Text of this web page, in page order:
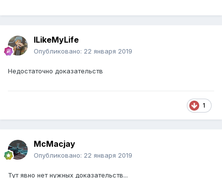
ILikeMyLife
Опубликовано: 22 января 2019
Недостаточно доказательств
1
McMacjay
Опубликовано: 22 января 2019
Тут явно нет нужных доказательств...